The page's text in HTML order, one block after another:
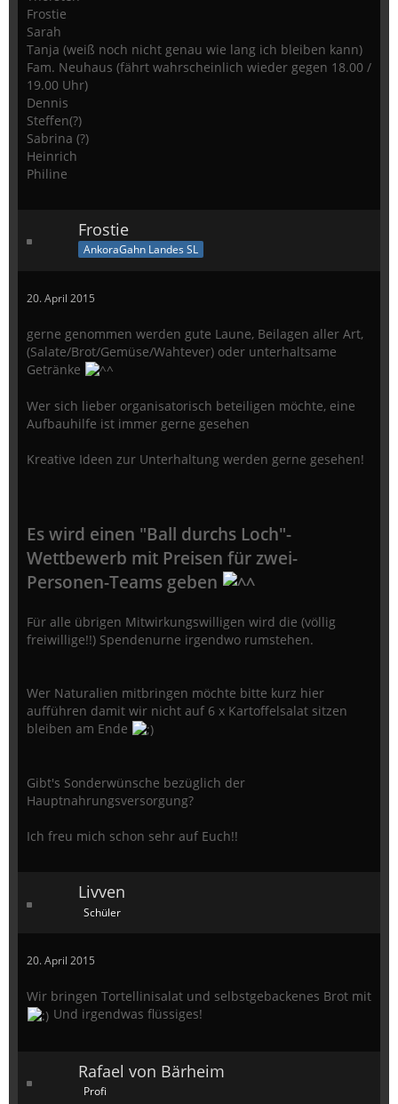
Frostie
Sarah
Tanja (weiß noch nicht genau wie lang ich bleiben kann)
Fam. Neuhaus (fährt wahrscheinlich wieder gegen 18.00 /
19.00 Uhr)
Dennis
Steffen(?)
Sabrina (?)
Heinrich
Philine
Frostie
AnkoraGahn Landes SL
20. April 2015
gerne genommen werden gute Laune, Beilagen aller Art,
(Salate/Brot/Gemüse/Wahtever) oder unterhaltsame
Getränke
Wer sich lieber organisatorisch beteiligen möchte, eine
Aufbauhilfe ist immer gerne gesehen
Kreative Ideen zur Unterhaltung werden gerne gesehen!
Es wird einen "Ball durchs Loch"-
Wettbewerb mit Preisen für zwei-
Personen-Teams geben
Für alle übrigen Mitwirkungswilligen wird die (völlig
freiwillige!!) Spendenurne irgendwo rumstehen.
Wer Naturalien mitbringen möchte bitte kurz hier
aufführen damit wir nicht auf 6 x Kartoffelsalat sitzen
bleiben am Ende
Gibt's Sonderwünsche bezüglich der
Hauptnahrungsversorgung?
Ich freu mich schon sehr auf Euch!!
Livven
Schüler
20. April 2015
Wir bringen Tortellinisalat und selbstgebackenes Brot mit
Und irgendwas flüssiges!
Rafael von Bärheim
Profi